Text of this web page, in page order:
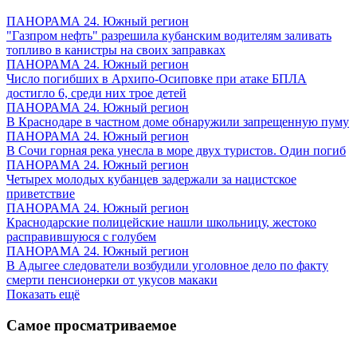
ПАНОРАМА 24. Южный регион
"Газпром нефть" разрешила кубанским водителям заливать
топливо в канистры на своих заправках
ПАНОРАМА 24. Южный регион
Число погибших в Архипо-Осиповке при атаке БПЛА
достигло 6, среди них трое детей
ПАНОРАМА 24. Южный регион
В Краснодаре в частном доме обнаружили запрещенную пуму
ПАНОРАМА 24. Южный регион
В Сочи горная река унесла в море двух туристов. Один погиб
ПАНОРАМА 24. Южный регион
Четырех молодых кубанцев задержали за нацистское
приветствие
ПАНОРАМА 24. Южный регион
Краснодарские полицейские нашли школьницу, жестоко
расправившуюся с голубем
ПАНОРАМА 24. Южный регион
В Адыгее следователи возбудили уголовное дело по факту
смерти пенсионерки от укусов макаки
Показать ещё
Самое просматриваемое